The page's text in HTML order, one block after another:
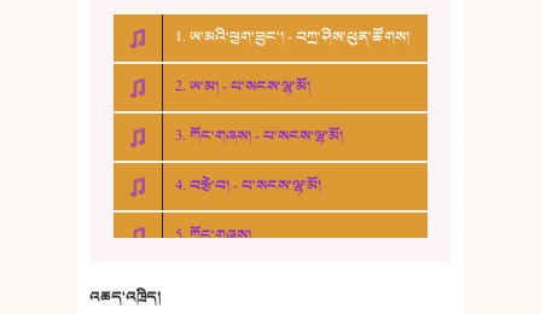
1. ཨ་མའི་ཕྱག་ཟུང་། - བཀྲ་ཤིས་ཕུན་ཚོགས།
2. ཨ་མ། - པ་སངས་ལྷ་མོ།
3. ཀོང་གཞས། - པ་སངས་ལྷ་མོ།
4. བརྩེ་བ། - པ་སངས་ལྷ་མོ།
5. ཀོང་གཞས།
འཆད་འཁྲིད།